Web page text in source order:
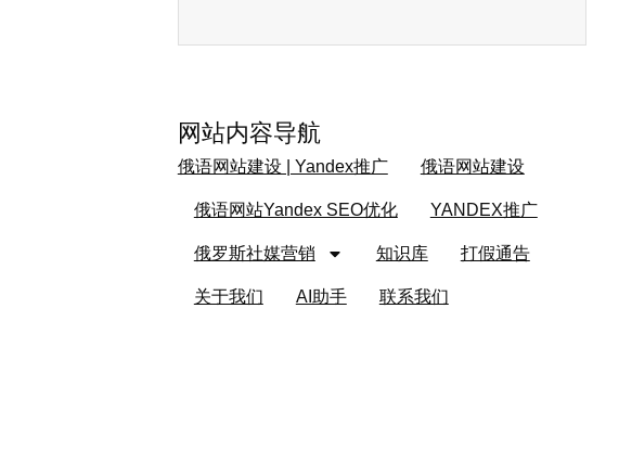
网站内容导航
俄语网站建设 | Yandex推广 俄语网站建设
俄语网站Yandex SEO优化 YANDEX推广
俄罗斯社媒营销 知识库 打假通告
关于我们 AI助手 联系我们